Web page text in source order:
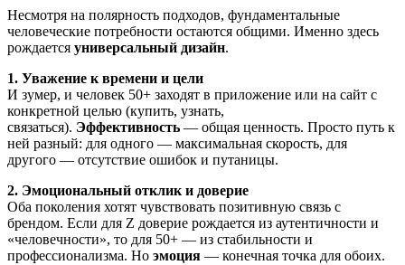
Несмотря на полярность подходов, фундаментальные
человеческие потребности остаются общими. Именно здесь
рождается универсальный дизайн.
1. Уважение к времени и цели
И зумер, и человек 50+ заходят в приложение или на сайт с
конкретной целью (купить, узнать,
связаться). Эффективность — общая ценность. Просто путь к
ней разный: для одного — максимальная скорость, для
другого — отсутствие ошибок и путаницы.
2. Эмоциональный отклик и доверие
Оба поколения хотят чувствовать позитивную связь с
брендом. Если для Z доверие рождается из аутентичности и
«человечности», то для 50+ — из стабильности и
профессионализма. Но эмоция — конечная точка для обоих.